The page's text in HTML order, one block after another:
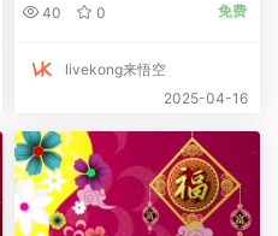
40 0 免费
livekong来悟空
2025-04-16